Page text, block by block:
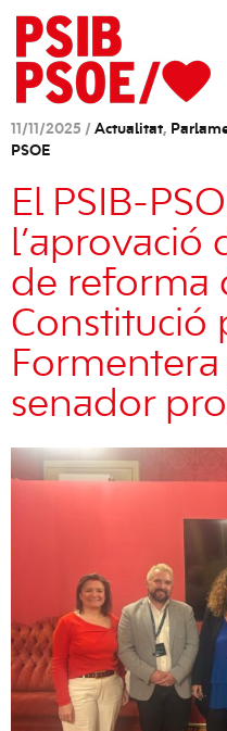
11/11/2025 / Actualitat,
PSOE
El PSIB-
l’aprovació
de reforma
Constitució
senador